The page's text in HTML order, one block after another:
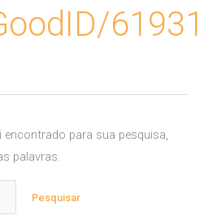
para sua pesquisa,
palavras.